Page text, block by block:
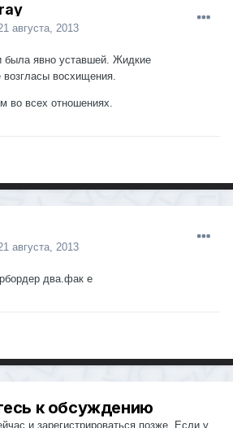
августа, 2013
была явно уставшей. Жидкие
восхищения.
во всех отношениях.
августа, 2013
два.фак е
к обсуждению
и зарегистрироваться позже. Если у